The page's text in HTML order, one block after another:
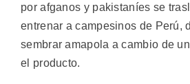
por afganos y pakistaníes se
entrenar a campesinos de Perú,
sembrar amapola a cambio de
el producto.